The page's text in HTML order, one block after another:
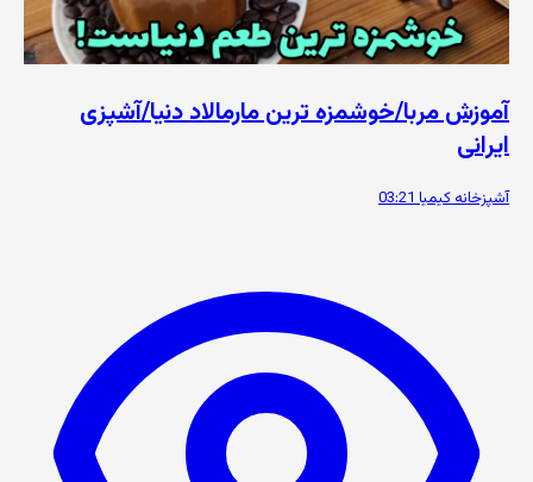
آموزش مربا/خوشمزه ترین مارمالاد دنیا/آشپزی
ایرانی
آشپزخانه کیمیا03:21